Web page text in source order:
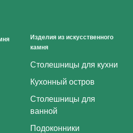
Изделия из искусственного
камня
Столешницы для кухни
Кухонный остров
Столешницы для
ванной
Подоконники